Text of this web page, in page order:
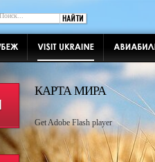
КАРТА МИРА
Get Adobe Flash player